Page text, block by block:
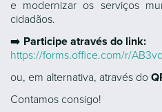
e modernizar os serviços
cidadãos.
➡️ Participe através do link:
https://forms.office.com/r/
ou, em alternativa, através do
Contamos consigo!